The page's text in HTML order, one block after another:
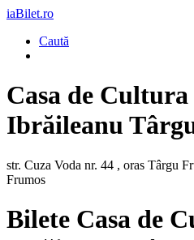
iaBilet.ro
Caută
Casa de
Ibrăileanu
str. Cuza Voda nr. 44 , oras Târgu
Frumos
Bilete Casa de